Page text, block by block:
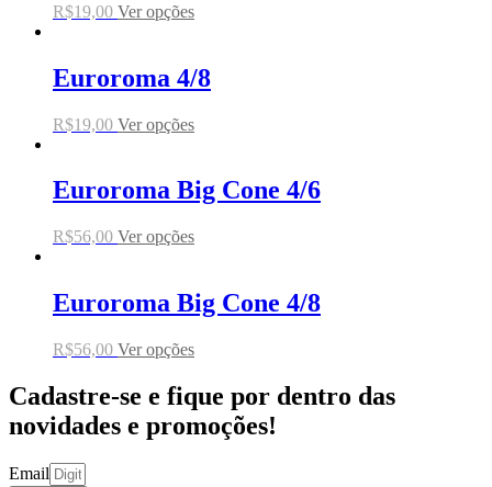
R$19,00 Ver opções
Euroroma 4/8
R$19,00 Ver opções
Euroroma Big Cone 4/6
R$56,00 Ver opções
Euroroma Big Cone 4/8
R$56,00 Ver opções
Cadastre-se e fique por dentro das
novidades e promoções!
Email